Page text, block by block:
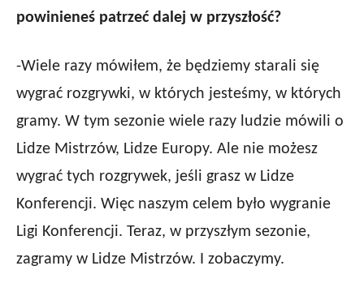
powinieneś patrzeć dalej w przyszłość?
-Wiele razy mówiłem, że będziemy starali się
wygrać rozgrywki, w których jesteśmy, w których
gramy. W tym sezonie wiele razy ludzie mówili o
Lidze Mistrzów, Lidze Europy. Ale nie możesz
wygrać tych rozgrywek, jeśli grasz w Lidze
Konferencji. Więc naszym celem było wygranie
Ligi Konferencji. Teraz, w przyszłym sezonie,
zagramy w Lidze Mistrzów. I zobaczymy.